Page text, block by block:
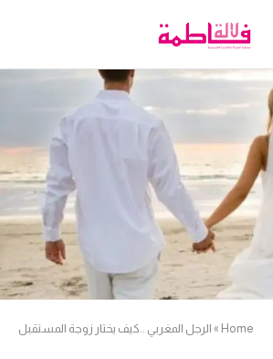
Home
» الرجل المغربي ..كيف يختار زوجة المستقبل